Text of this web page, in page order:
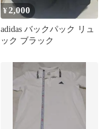
¥2,000
adidas バックパック リュ
ック ブラック